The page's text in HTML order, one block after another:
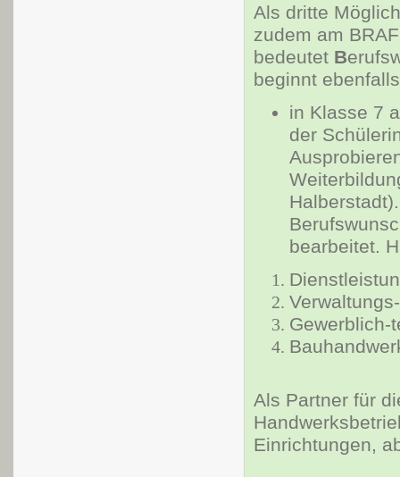
Als dritte
zudem am
bedeutet B
beginnt
in Klasse 7
der
bearbeitet.
Gewerblich-
Als Partner für
Einrichtungen,